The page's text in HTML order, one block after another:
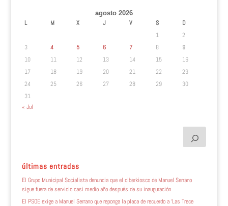
agosto 2026
L M X J V S
D
1
2
3
4 5 6 7 8
9
10
11 12 13 14 15
16
17
18 19 20 21 22
23
24
25 26 27 28 29
30
31
« Jul
últimas entradas
El Grupo Municipal Socialista denuncia que el ciberkiosco de Manuel Serrano
sigue fuera de servicio casi medio año después de su inauguración
El PSOE exige a Manuel Serrano que reponga la placa de recuerdo a ‘Las Trece